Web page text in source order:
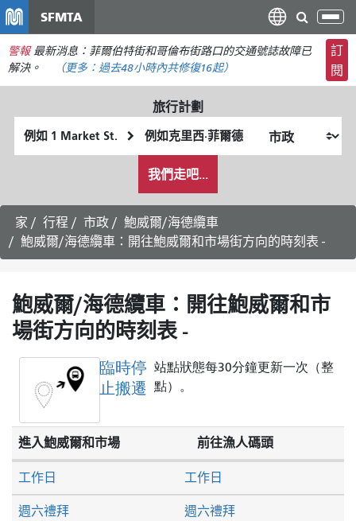
主
要
內
容
SFMTA
切
換
導
航
警報 最新消息：菲爾伯特街和哥倫布街路口的交通號誌故障已
解決。
（更多： 過去48小時內共修復16起）
訂
閱
旅行計劃
起
始
終
點
我
希
望
的
旅
行
式
我們走吧...
家 行程 市政
鮑威爾/海德纜車
鮑威爾/海德纜車：開往鮑威爾和市場街方向的時刻表 -
鮑威爾/海德纜車：開往鮑威爾和市
場街方向的時刻表 -
臨時停
止搬遷
站點狀態每30分鐘更新一次（整
點）。
進入鮑威爾和市場 前往漁人碼頭
週六禮拜 週六禮拜
工作日 工作日